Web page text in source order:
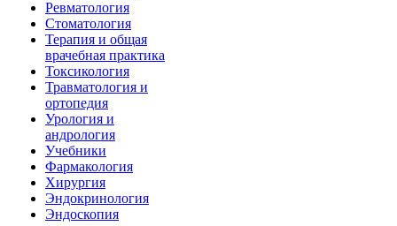
Ревматология
Стоматология
Терапия и общая
врачебная практика
Токсикология
Травматология и
ортопедия
Урология и
андрология
Учебники
Фармакология
Хирургия
Эндокринология
Эндоскопия